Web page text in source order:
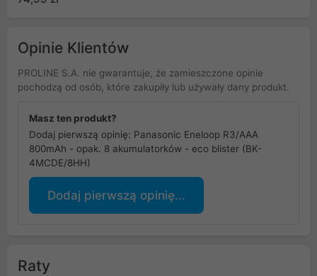
4HCDE/4CP+CASE)
Opinie Klientów
PROLINE S.A. nie gwarantuje, że zamieszczone opinie
pochodzą od osób, które zakupiły lub używały dany produkt.
Masz ten produkt?
Dodaj pierwszą opinię: Panasonic Eneloop R3/AAA
800mAh - opak. 8 akumulatorków - eco blister (BK-
4MCDE/8HH)
Dodaj pierwszą opinię...
Raty